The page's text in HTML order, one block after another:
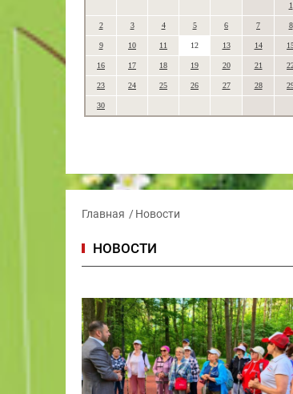
1
2 3 4 5 6 7 8
9 10 11 12 13 14
16 17 18 19 20 21
23 24 25 26 27 28
30
Главная Новости
НОВОСТИ